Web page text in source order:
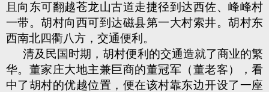
且向东可翻越苍龙山古道走捷径到达西佐、峰峰村
一带。胡村向西可到达磁县第一大村索井。胡村东
西南北四衢八方，交通便利。
清及民国时期，胡村便利的交通造就了商业的繁
华。董家庄大地主兼巨商的董冠军（董老客），看
中了胡村的优越位置，便在该村靠东边开设了一座